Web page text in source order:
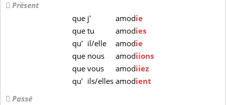
Présent
que j' amodie
quetu amodies
qu' il/elle amodie
que nous amodiions
quevous amodiiez
qu' ils/ellesamodient
Passé